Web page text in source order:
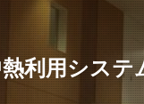
利用システ